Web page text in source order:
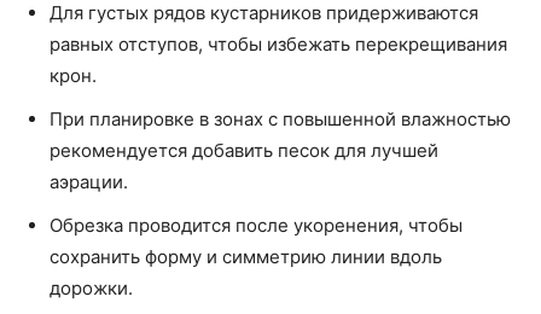
Для густых рядов кустарников придерживаются
равных отступов, чтобы избежать перекрещивания
крон.
При планировке в зонах с повышенной влажностью
рекомендуется добавить песок для лучшей
аэрации.
Обрезка проводится после укоренения, чтобы
сохранить форму и симметрию линии вдоль
дорожки.